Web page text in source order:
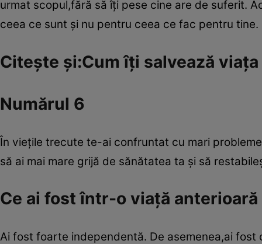
urmat scopul,fără să îţi pese cine are de suferit.
ceea ce sunt şi nu pentru ceea ce fac pentru tine.
Citeşte şi:Cum îţi salvează
Numărul 6
În vieţile trecute te-ai confruntat cu mari
să ai mai mare grijă de sănătatea ta şi să
Ce ai fost într-o viaţă
Ai fost foarte independentă. De asemenea,ai